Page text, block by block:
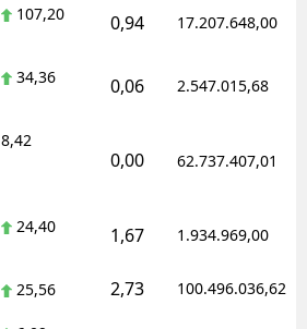
107,20 0,94 17.207.648,00
34,36 0,06 2.547.015,68
8,42
0,00 62.737.407,01
24,40 1,67 1.934.969,00
25,56 2,73 100.496.036,62